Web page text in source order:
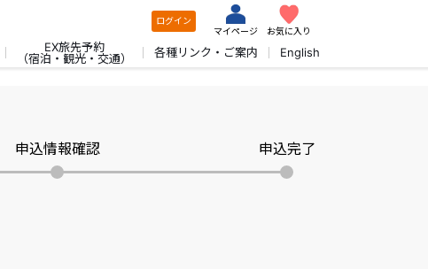
ログイン
マイページ
お気に入り
EX旅先予約
（宿泊・観光・交通）
各種リンク・ご案内 English
申込情報確認 申込完了